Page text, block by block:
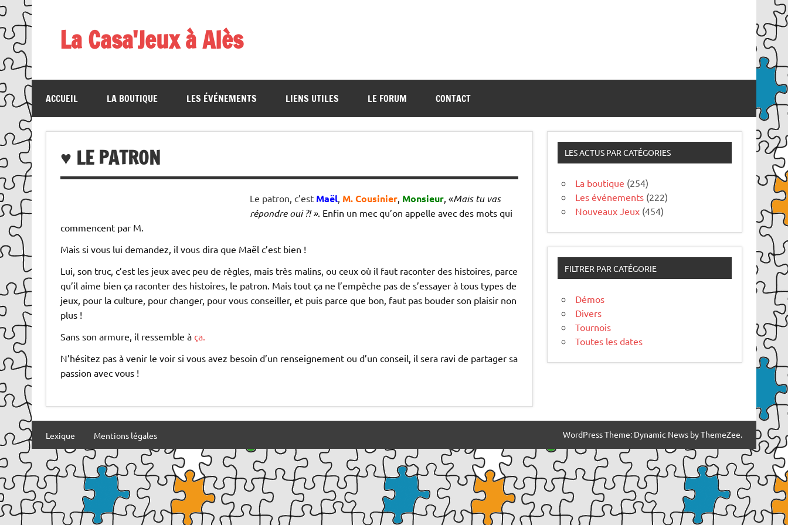
Skip
to
content
La Casa'Jeux à Alès
ACCUEIL LA BOUTIQUE LES ÉVÉNEMENTS LIENS UTILES LE FORUM CONTACT
♥ LE PATRON
Le patron, c’est Maël M. Cousinier, Monsieur, «Mais tu vas
répondre oui ?! ». Enfin un mec qu’on appelle avec des mots qui
commencent par M.
Mais si vous lui demandez, il vous dira que Maël c’est bien !
Lui, son truc, c’est les jeux avec peu de règles, mais très malins, ou ceux où il faut raconter des histoires, parce
qu’il aime bien ça raconter des histoires, le patron. Mais tout ça ne l’empêche pas de s’essayer à tous types de
jeux, pour la culture, pour changer, pour vous conseiller, et puis parce que bon, faut pas bouder son plaisir non
plus !
Sans son armure, il ressemble àça.
N’hésitez pas à venir le voir si vous avez besoin d’un renseignement ou d’un conseil, il sera ravi de partager sa
passion avec vous !
LES ACTUS PAR CATÉGORIES
La boutique (254)
Les événements (222)
Nouveaux Jeux (454)
FILTRER PAR CATÉGORIE
Démos
Divers
Tournois
Toutes les dates
Lexique Mentions légales WordPress Theme: Dynamic News by ThemeZee.